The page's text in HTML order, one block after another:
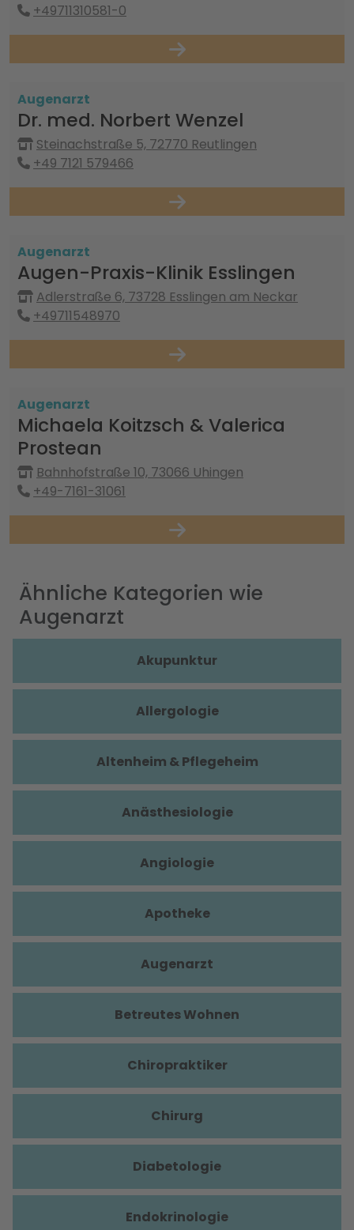
+49711310581-0
Augenarzt
Dr. med. Norbert Wenzel
Steinachstraße 5, 72770 Reutlingen
+49 7121 579466
Augenarzt
Augen-Praxis-Klinik Esslingen
Adlerstraße 6, 73728 Esslingen am Neckar
+49711548970
Augenarzt
Michaela Koitzsch & Valerica
Prostean
Bahnhofstraße 10, 73066 Uhingen
+49-7161-31061
Ähnliche Kategorien wie
Augenarzt
Akupunktur
Allergologie
Altenheim & Pflegeheim
Anästhesiologie
Angiologie
Apotheke
Augenarzt
Betreutes Wohnen
Chiropraktiker
Chirurg
Diabetologie
Endokrinologie